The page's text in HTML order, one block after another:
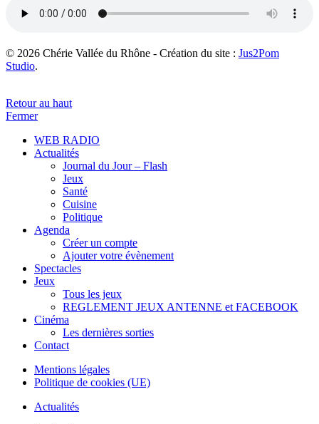
© 2026 Chérie Vallée du Rhône - Création du site : Jus2Pom
Studio.
Retour au haut
Fermer
WEB RADIO
Actualités
Journal du Jour – Flash
Jeux
Santé
Cuisine
Politique
Agenda
Créer un compte
Ajouter votre évènement
Spectacles
Jeux
Tous les jeux
REGLEMENT JEUX ANTENNE et FACEBOOK
Cinéma
Les dernières sorties
Contact
Mentions légales
Politique de cookies (UE)
Actualités